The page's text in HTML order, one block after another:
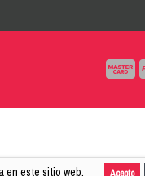
en este sitio web.